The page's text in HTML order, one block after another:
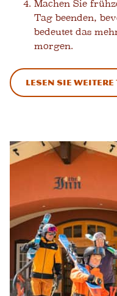
Machen Sie
Tag beenden,
bedeutet das
morgen.
Lesen Sie weitere